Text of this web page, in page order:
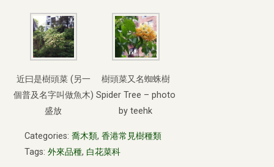
近曰是樹頭菜 (另一
個普及名字叫做魚木)
盛放
樹頭菜又名蜘蛛樹
Spider Tree – photo
by teehk
Categories: 喬木類, 香港常見樹種類
Tags: 外來品種, 白花菜科